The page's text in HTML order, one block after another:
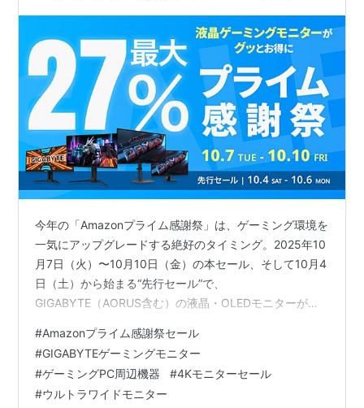
今年の「Amazonプライム感謝祭」は、ゲーミング環境を
一気にアップグレードする絶好のタイミング。2025年10
月7日（火）〜10月10日（金）の本セール、そして10月4
日（土）から始まる“先行セール”で、
GIGABYTE（AORUS含む）の液晶・OLEDモニターが特
曲面、OLEDまでラインナップが厚く、用途別に最適な一
台が見つかります。ここでは対象製品・価格・選び方の
コツをまとめて、迷わず“最短ルートでベストバイ”に辿り
着けるようガイドします。 セール日程 ・先行セール：
#Amazonプライム感謝祭セール
#GIGABYTEゲーミングモニター
#ゲーミングPC周辺機器 #4Kモニターセール
#ウルトラワイドモニター